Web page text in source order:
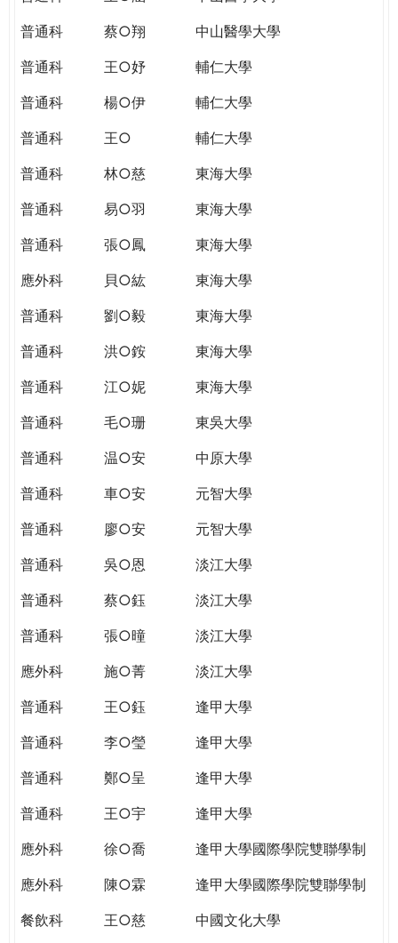
普通科
蔡○翔
中山醫學大學
普通科
王○妤
輔仁大學
普通科
楊○伊
輔仁大學
普通科
王○
輔仁大學
普通科
林○慈
東海大學
普通科
易○羽
東海大學
普通科
張○鳳
東海大學
應外科
貝○紘
東海大學
普通科
劉○毅
東海大學
普通科
洪○銨
東海大學
普通科
江○妮
東海大學
普通科
毛○珊
東吳大學
普通科
温○安
中原大學
普通科
車○安
元智大學
普通科
廖○安
元智大學
普通科
吳○恩
淡江大學
普通科
蔡○鈺
淡江大學
普通科
張○曈
淡江大學
應外科
施○菁
淡江大學
普通科
王○鈺
逢甲大學
普通科
李○瑩
逢甲大學
普通科
鄭○呈
逢甲大學
普通科
王○宇
逢甲大學
應外科
徐○喬
逢甲大學國際學院雙聯學制
應外科
陳○霖
逢甲大學國際學院雙聯學制
餐飲科
王○慈
中國文化大學